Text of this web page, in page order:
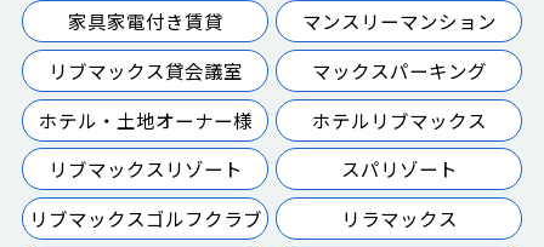
家具家電付き賃貸
マンスリーマンション
リブマックス貸会議室
マックスパーキング
ホテル・土地オーナー様
ホテルリブマックス
リブマックスリゾート
スパリゾート
リブマックスゴルフクラブ
リラマックス